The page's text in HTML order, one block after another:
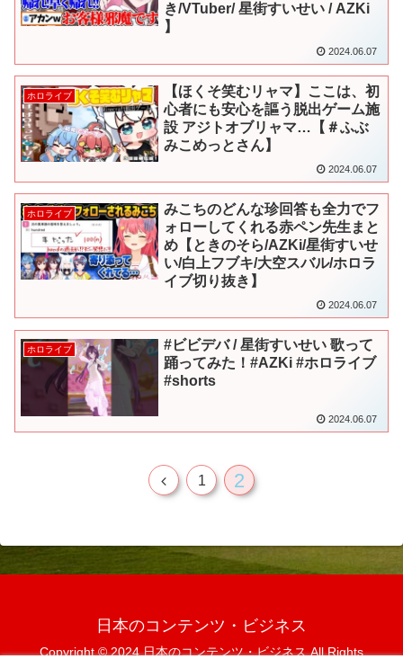
き/VTuber/ 星街すいせい / AZKi
】
2024.06.07
ホロライブ
【ほくそ笑むリャマ】ここは、初
心者にも安心を謳う脱出ゲーム施
設 アジトオブリャマ…【＃ふぶ
みこめっとさん】
2024.06.07
ホロライブ
みこちのどんな珍回答も全力でフ
ォローしてくれる赤ペン先生まと
め【ときのそら/AZKi/星街すいせ
い/白上フブキ/大空スバル/ホロラ
イブ切り抜き】
2024.06.07
ホロライブ
#ビビデバ / 星街すいせい 歌って
踊ってみた！#AZKi #ホロライブ
#shorts
2024.06.07
前
1 2
日本のコンテンツ・ビジネス
Copyright © 2024 日本のコンテンツ・ビジネス All Rights